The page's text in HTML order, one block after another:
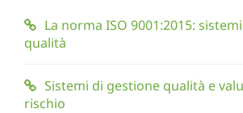
La norma ISO 9001:2015:
qualità
Sistemi di gestione qualità e
rischio